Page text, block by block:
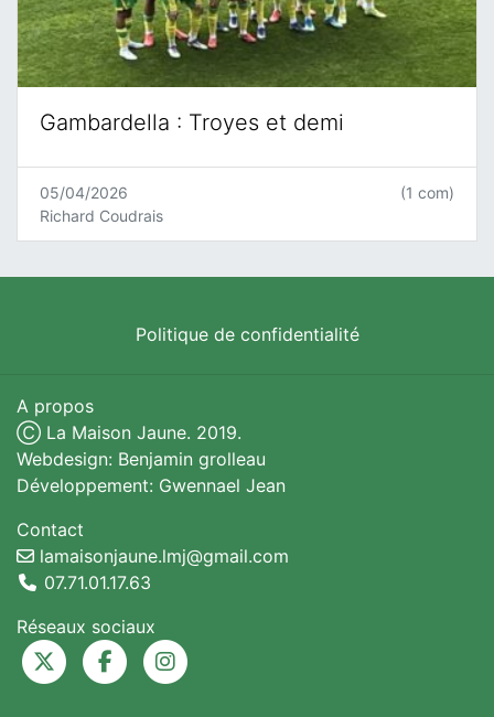
Gambardella : Troyes et demi
05/04/2026
Richard Coudrais
(1 com)
Politique de confidentialité
A propos
Ⓒ La Maison Jaune. 2019.
Webdesign: Benjamin grolleau
Développement: Gwennael Jean
Contact
lamaisonjaune.lmj@gmail.com
07.71.01.17.63
Réseaux sociaux